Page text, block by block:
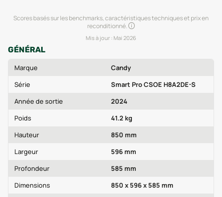
Scores basés sur les benchmarks, caractéristiques techniques et prix en
reconditionné.
Mis à jour : Mai 2026
GÉNÉRAL
Marque
Candy
Série
Smart Pro CSOE H8A2DE-S
Année de sortie
2024
Poids
41.2 kg
Hauteur
850 mm
Largeur
596 mm
Profondeur
585 mm
Dimensions
850 x 596 x 585 mm